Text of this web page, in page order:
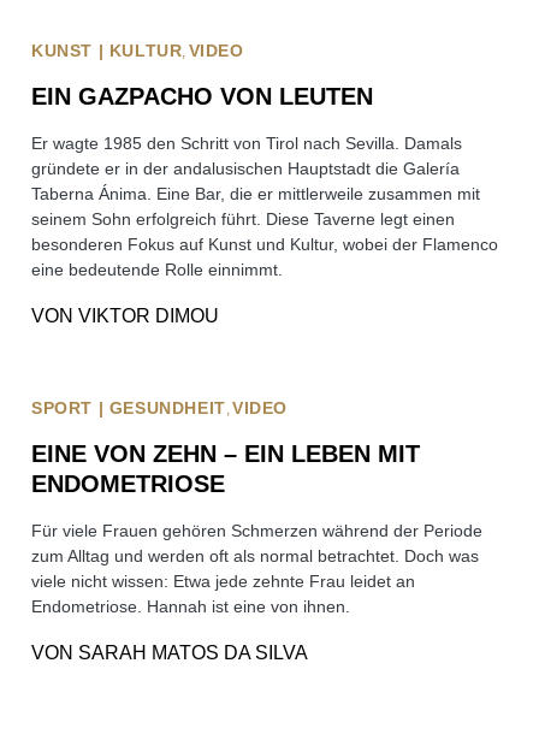
KUNST | KULTUR VIDEO
EIN GAZPACHO VON LEUTEN
Er wagte 1985 den Schritt von Tirol nach Sevilla. Damals
gründete er in der andalusischen Hauptstadt die Galería
Taberna Ánima. Eine Bar, die er mittlerweile zusammen mit
seinem Sohn erfolgreich führt. Diese Taverne legt einen
besonderen Fokus auf Kunst und Kultur, wobei der Flamenco
eine bedeutende Rolle einnimmt.
VON VIKTOR DIMOU
SPORT | GESUNDHEIT VIDEO
EINE VON ZEHN – EIN LEBEN MIT
ENDOMETRIOSE
Für viele Frauen gehören Schmerzen während der Periode
zum Alltag und werden oft als normal betrachtet. Doch was
viele nicht wissen: Etwa jede zehnte Frau leidet an
Endometriose. Hannah ist eine von ihnen.
VON SARAH MATOS DA SILVA